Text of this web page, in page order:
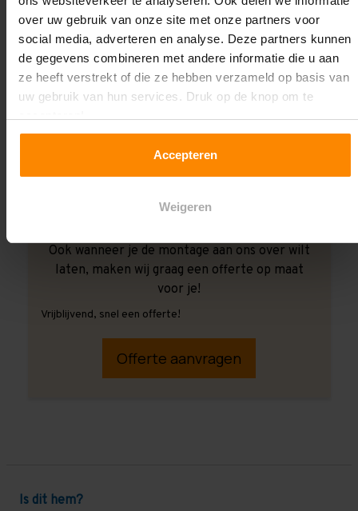
over uw gebruik van onze site met onze partners voor
social media, adverteren en analyse. Deze partners kunnen
de gegevens combineren met andere informatie die u aan
ze heeft verstrekt of die ze hebben verzameld op basis van
uw gebruik van hun services. Druk op de knop om te
Accepteren
Weigeren
Ook wanneer je de montage aan ons over wilt
laten, maken wij graag een offerte op maat
voor je!
Vrijblijvend, snel een offerte!
Offerte aanvragen
Is dit hem?